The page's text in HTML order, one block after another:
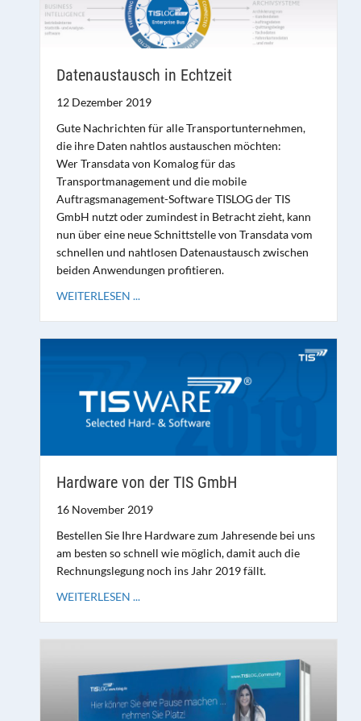
Datenaustausch in Echtzeit
12 Dezember 2019
Gute Nachrichten für alle Transportunternehmen,
die ihre Daten nahtlos austauschen möchten:
Wer Transdata von Komalog für das
Transportmanagement und die mobile
Auftragsmanagement-Software TISLOG der TIS
GmbH nutzt oder zumindest in Betracht zieht, kann
nun über eine neue Schnittstelle von Transdata vom
schnellen und nahtlosen Datenaustausch zwischen
beiden Anwendungen profitieren.
WEITERLESEN ...
Hardware von der TIS GmbH
16 November 2019
Bestellen Sie Ihre Hardware zum Jahresende bei uns
am besten so schnell wie möglich, damit auch die
Rechnungslegung noch ins Jahr 2019 fällt.
WEITERLESEN ...